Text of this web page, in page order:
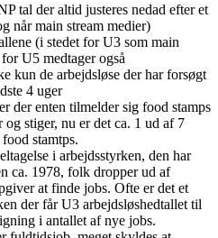
tal der altid justeres nedad efter et
når main stream medier)
(i stedet for U3 som main
U5 medtager også
kun de arbejdsløse der har forsøgt
4 uger
der enten tilmelder sig food stamps
stiger, nu er det ca. 1 ud af 7
stamtps.
i arbejdsstyrken, den har
ca. 1978, folk dropper ud af
at finde jobs. Ofte er det et
der får U3 arbejdsløshedtallet til
i antallet af nye jobs.